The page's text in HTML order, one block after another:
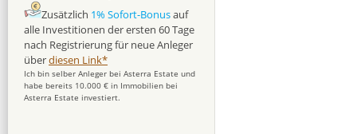
Zusätzlich 1% Sofort-Bonusauf
alle Investitionen der ersten 60 Tage
nach Registrierung für neue Anleger
überdiesen Link*
Ich bin selber Anleger bei Asterra Estate und
habe bereits 10.000 € in Immobilien bei
Asterra Estate investiert.